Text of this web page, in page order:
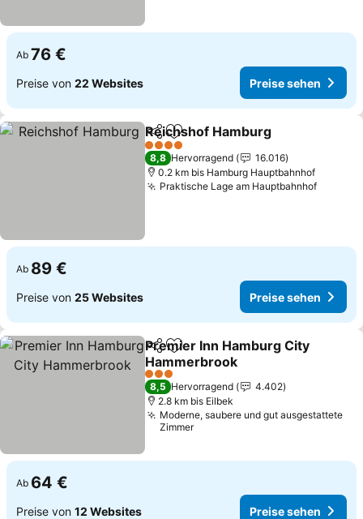
Ab 76 €
Preise von 22 Websites Preise sehen
TeilenZu Favoriten hinzufügen
Reichshof Hamburg
4 Sterne
8,8 Hervorragend
16.016
0.2 km bis Hamburg Hauptbahnhof
Praktische Lage am Hauptbahnhof
Ab 89 €
Preise von 25 Websites Preise sehen
TeilenZu Favoriten hinzufügen
Premier Inn Hamburg City
Hammerbrook
3 Sterne
8,5 Hervorragend
4.402
2.8 km bis Eilbek
Moderne, saubere und gut ausgestattete
Zimmer
Ab 64 €
Preise von 12 Websites Preise sehen